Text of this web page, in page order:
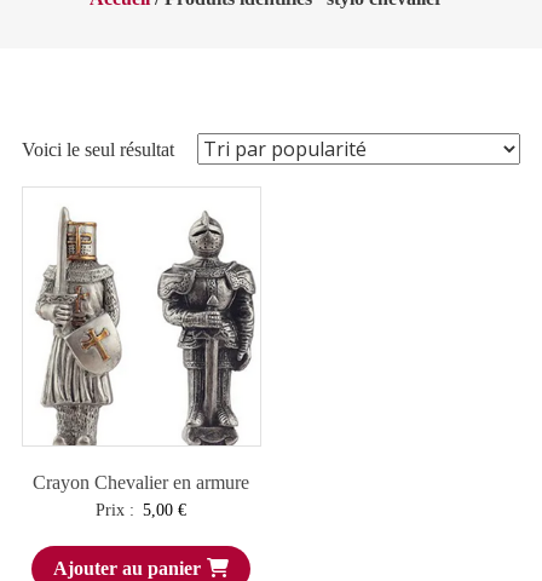
Voici le seul résultat
Crayon Chevalier en armure
Prix : 5,00€
Ajouter au panier